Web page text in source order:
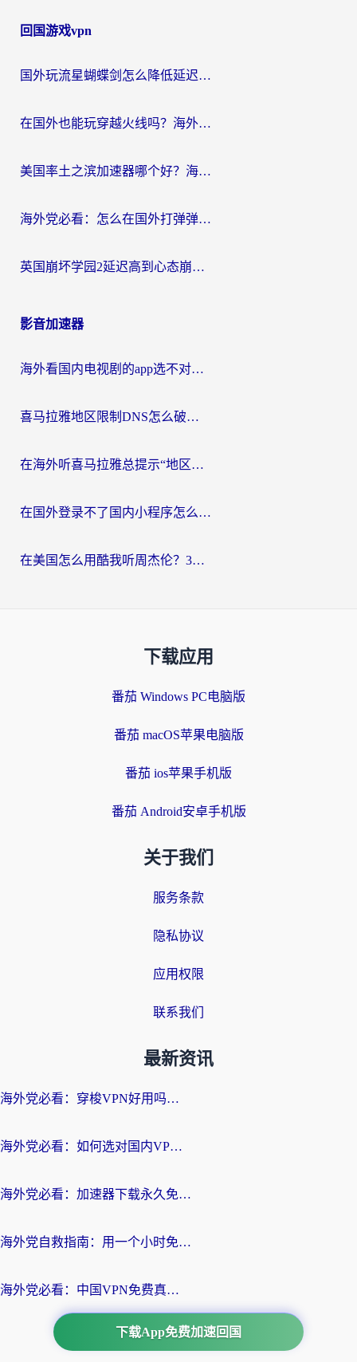
回国游戏vpn
国外玩流星蝴蝶剑怎么降低延迟？海外党必看的加速秘籍（含欧洲鸣潮&彩虹岛优化攻略）
在国外也能玩穿越火线吗？海外玩家国服游戏畅玩终极指南
美国率土之滨加速器哪个好？海外党国服游戏畅玩终极指南（附多游戏解决方案）
海外党必看：怎么在国外打弹弹堂不卡？番茄加速器亲测指南
英国崩坏学园2延迟高到心态崩？海外党国服游戏加速终极指南
影音加速器
海外看国内电视剧的app选不对？这份回国加速器避坑指南帮你流畅追剧
喜马拉雅地区限制DNS怎么破？海外党听国内音乐听书的终极解决方案
在海外听喜马拉雅总提示“地区限制”？3步轻松解除+听国内音乐全攻略
在国外登录不了国内小程序怎么办？选对回国加速器，轻松解锁国内资源
在美国怎么用酷我听周杰伦？3步搞定海外听歌难题
下载应用
番茄 Windows PC电脑版
番茄 macOS苹果电脑版
番茄 ios苹果手机版
番茄 Android安卓手机版
关于我们
服务条款
隐私协议
应用权限
联系我们
最新资讯
海外党必看：穿梭VPN好用吗？和云帆VPN对比哪个回国效果更好？附真实测评+避坑指南
海外党必看：如何选对国内VPN，实现无缝访问国内资源？
海外党必看：加速器下载永久免费版真的存在吗？教你无缝访问国内资源的正确姿势
海外党自救指南：用一个小时免费加速器，轻松打破国内资源访问壁垒？
海外党必看：中国VPN免费真的靠谱吗？手把手教你选对回国加速器
下载App免费加速回国